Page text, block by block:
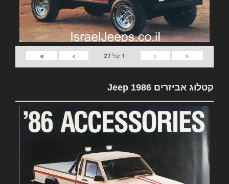
«
‹
1 של27
›
»
קטלוג אביזרים Jeep 1986